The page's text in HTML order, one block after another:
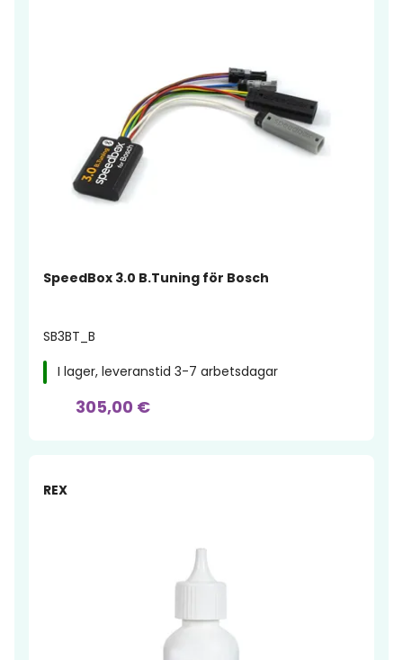
SpeedBox 3.0 B.Tuning för Bosch
SB3BT_B
I lager, leveranstid 3-7 arbetsdagar
305,00 €
REX